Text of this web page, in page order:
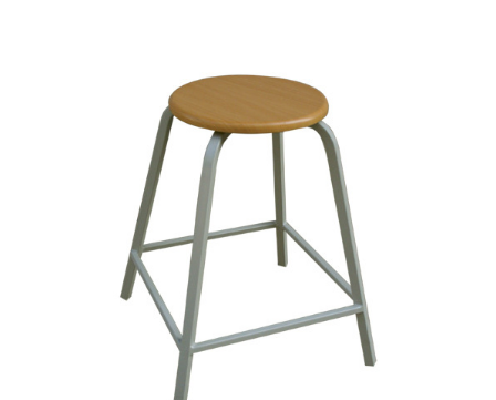
2. Ghế phòng thí nghiệm GTN101
Chất liệu: Thép, gỗ
Loại ghế: Ghế phòng thí nghiệm
Chân ghế: Tròn, ống thép Ø50
Kích thước: W335mm x D335mm x H550mm
Màu sắc: Nâu, vàng
Xuất xứ: Hòa Phát